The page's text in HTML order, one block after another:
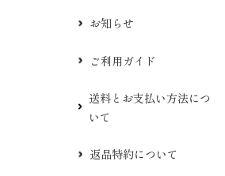
お知らせ
ご利用ガイド
送料とお支払い方法につ
いて
返品特約について